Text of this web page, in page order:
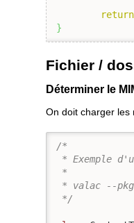
return
}
Fichier /
Déterminer le
On doit charger
/*
* Exemple
*
* valac --
*/